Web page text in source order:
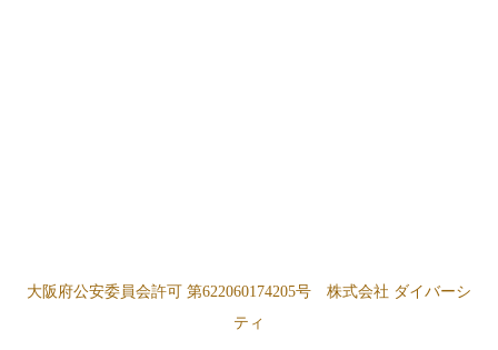
大阪府公安委員会許可 第622060174205号 株式会社 ダイバーシ
ティ